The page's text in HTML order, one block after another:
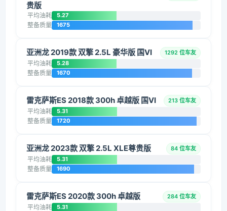
贵版
平均油耗 5.27
整备质量 1675
亚洲龙 2019款 双擎 2.5L 豪华版 国VI 1292 位车友
平均油耗 5.28
整备质量 1670
雷克萨斯ES 2018款 300h 卓越版 国VI 213 位车友
平均油耗 5.31
整备质量 1720
亚洲龙 2023款 双擎 2.5L XLE尊贵版 84 位车友
平均油耗 5.31
整备质量 1690
雷克萨斯ES 2020款 300h 卓越版 284 位车友
平均油耗 5.31